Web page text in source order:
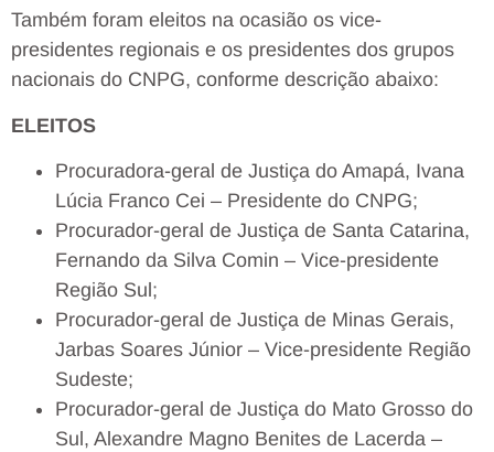
Também foram eleitos na ocasião os vice-
presidentes regionais e os presidentes dos grupos
nacionais do CNPG, conforme descrição abaixo:
ELEITOS
Procuradora-geral de Justiça do Amapá, Ivana
Lúcia Franco Cei – Presidente do CNPG;
Procurador-geral de Justiça de Santa Catarina,
Fernando da Silva Comin – Vice-presidente
Região Sul;
Procurador-geral de Justiça de Minas Gerais,
Jarbas Soares Júnior – Vice-presidente Região
Sudeste;
Procurador-geral de Justiça do Mato Grosso do
Sul, Alexandre Magno Benites de Lacerda –